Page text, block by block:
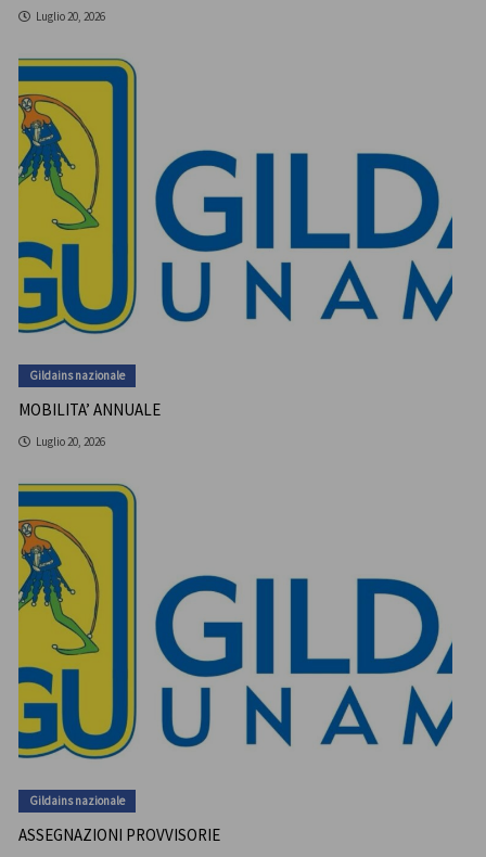
Luglio 20, 2026
Gildains nazionale
MOBILITA’ ANNUALE
Luglio 20, 2026
Gildains nazionale
ASSEGNAZIONI PROVVISORIE